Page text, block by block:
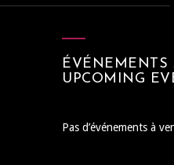
UPCOMING
Pas d’événements à